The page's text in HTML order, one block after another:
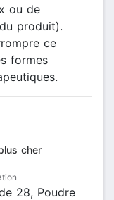
ou de
produit).
ce
formes
cher
28, Poudre